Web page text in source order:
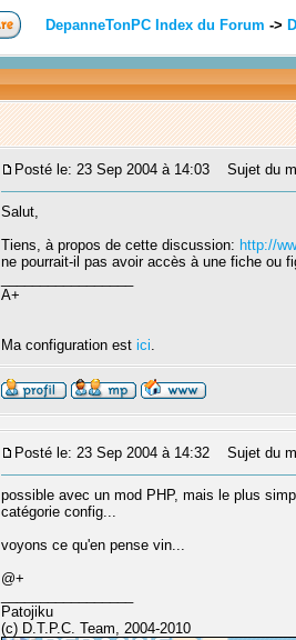
DepanneTonPC Index du Forum ->
Posté le: 23 Sep 2004 à 14:03 Sujet du
Salut,
Tiens, à propos de cette discussion: http://
ne pourrait-il pas avoir accès à une fiche ou
A+
Ma configuration estici.
Posté le: 23 Sep 2004 à 14:32 Sujet du
possible avec un mod PHP, mais le plus
catégorie config...
voyons ce qu'en pense vin...
@+
Patojiku
(c) D.T.P.C. Team, 2004-2010